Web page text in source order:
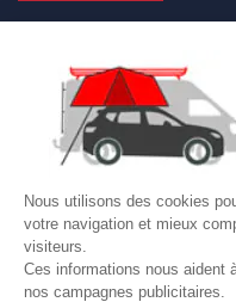
Nous utilisons des cookies
votre navigation et mieux
visiteurs.
Ces informations nous aident
nos campagnes publicitaires.
VOTRE COMPTE
Site protégé par
LETTRE